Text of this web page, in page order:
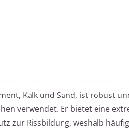
Kalk und Sand, ist robust
verwendet. Er bietet eine
zur Rissbildung, weshalb